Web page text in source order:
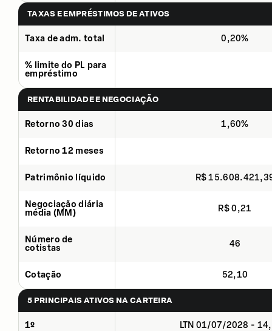
TAXAS E EMPRÉSTIMOS DE ATIVOS
Taxa de adm. total 0,20%
% limite do PL para
empréstimo
RENTABILIDADE E NEGOCIAÇÃO
Retorno 30 dias 1,60%
Retorno 12 meses
Patrimônio líquido R$
Negociação diária
média (MM)
R$ 0,21
Número de
cotistas
46
Cotação 52,10
5 PRINCIPAIS ATIVOS NA CARTEIRA
1º LTN 01/07/2028 -